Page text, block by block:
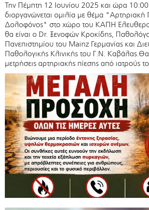
Την Πέμπτη 12 Ιουνίου 2025 και ώρα
διοργανώνεται ομιλία με θέμα
Δολοφόνος" στο χώρο του ΚΑΠΗ
θα είναι ο Dr. Ξενοφών Κροκίδης,
Πανεπιστημίου του Mainz Γερμανίας και
Παθολογικής Κλινικής του Γ.Ν.
μετρήσεις αρτηριακής πίεσης από ιατρούς